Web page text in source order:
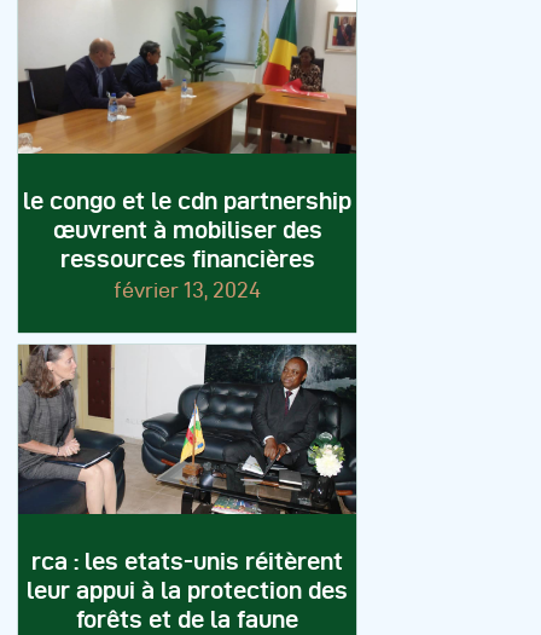
le congo et le cdn partnership
œuvrent à mobiliser des
ressources financières
février 13, 2024
rca : les etats-unis réitèrent
leur appui à la protection des
forêts et de la faune